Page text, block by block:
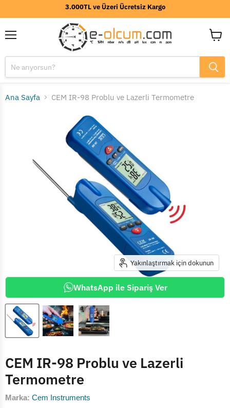
3.000TL ve Üzeri Ücretsiz Kargo
Ana Sayfa CEM IR-98 Problu ve Lazerli Termometre
Yakınlaştırmak için dokunun
WhatsApp ile Sipariş Ver
CEM IR-98 Problu ve Lazerli
Termometre
Marka: Cem Instruments